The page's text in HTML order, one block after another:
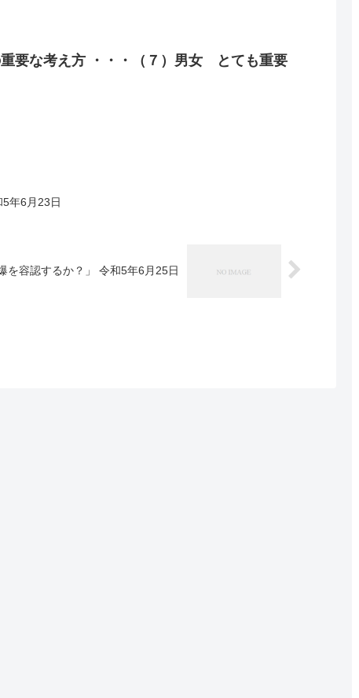
要な考え方 ・・・（７）男女 とても重要
年6月23日
を容認するか？」 令和5年6月25日